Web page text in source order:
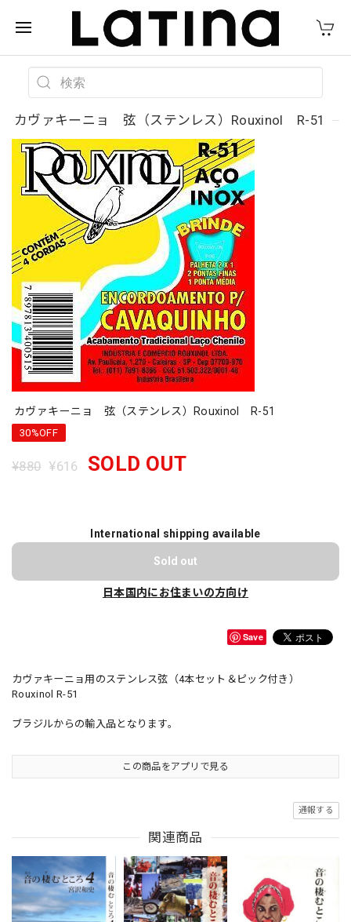
カヴァキーニョ 弦（ステンレス）Rouxinol R-51
カヴァキーニョ 弦（ステンレス）Rouxinol R-51
30%OFF
¥880 ¥616 SOLD OUT
International shipping available
Sold out
日本国内にお住まいの方向け
Save
カヴァキーニョ用のステンレス弦（4本セット＆ピック付き）
Rouxinol R-51
ブラジルからの輸入品となります。
この商品をアプリで見る
通報する
関連商品